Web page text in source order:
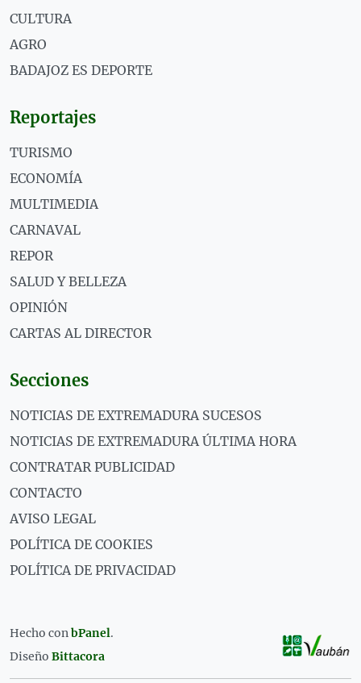
CULTURA
AGRO
BADAJOZ ES DEPORTE
Reportajes
TURISMO
ECONOMÍA
MULTIMEDIA
CARNAVAL
REPOR
SALUD Y BELLEZA
OPINIÓN
CARTAS AL DIRECTOR
Secciones
NOTICIAS DE EXTREMADURA SUCESOS
NOTICIAS DE EXTREMADURA ÚLTIMA HORA
CONTRATAR PUBLICIDAD
CONTACTO
AVISO LEGAL
POLÍTICA DE COOKIES
POLÍTICA DE PRIVACIDAD
Hecho conbPanel.
Diseño Bittacora